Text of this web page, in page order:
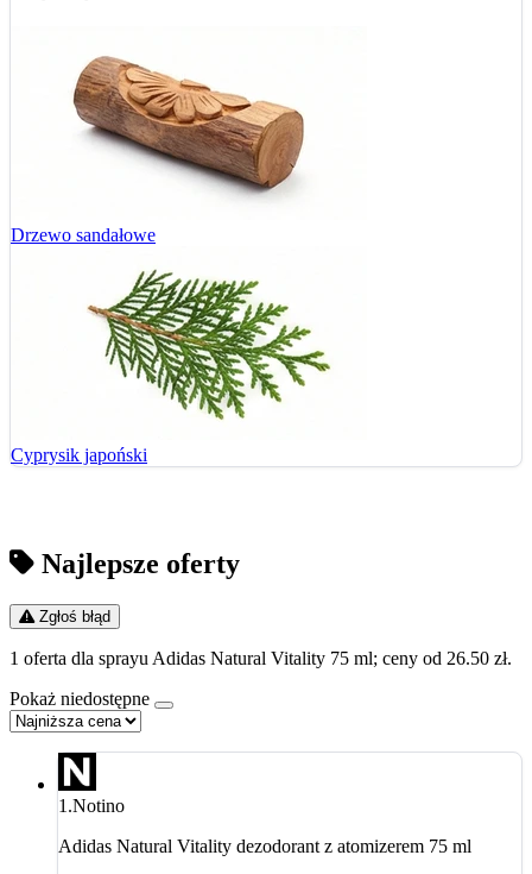
Drzewo sandałowe
Cyprysik japoński
Najlepsze oferty
Zgłoś błąd
1 oferta dla sprayu Adidas Natural Vitality 75 ml; ceny od 26.50 zł.
Pokaż niedostępne
1.Notino
Adidas Natural Vitality dezodorant z atomizerem 75 ml